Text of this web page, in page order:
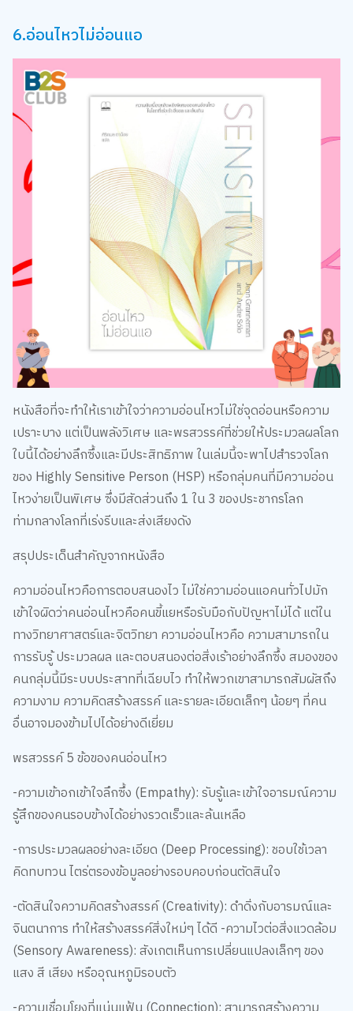
6.อ่อนไหวไม่อ่อนแอ
หนังสือที่จะทำให้เราเข้าใจว่าความอ่อนไหวไม่ใช่จุดอ่อนหรือความ
เปราะบาง แต่เป็นพลังวิเศษ และพรสวรรค์ที่ช่วยให้ประมวลผลโลก
ใบนี้ได้อย่างลึกซึ้งและมีประสิทธิภาพ ในเล่มนี้จะพาไปสำรวจโลก
ของ Highly Sensitive Person (HSP) หรือกลุ่มคนที่มีความอ่อน
ไหวง่ายเป็นพิเศษ ซึ่งมีสัดส่วนถึง 1 ใน 3 ของประชากรโลก
ท่ามกลางโลกที่เร่งรีบและส่งเสียงดัง
สรุปประเด็นสำคัญจากหนังสือ
ความอ่อนไหวคือการตอบสนองไว ไม่ใช่ความอ่อนแอคนทั่วไปมัก
เข้าใจผิดว่าคนอ่อนไหวคือคนขี้แยหรือรับมือกับปัญหาไม่ได้ แต่ใน
ทางวิทยาศาสตร์และจิตวิทยา ความอ่อนไหวคือ ความสามารถใน
การรับรู้ ประมวลผล และตอบสนองต่อสิ่งเร้าอย่างลึกซึ้ง สมองของ
คนกลุ่มนี้มีระบบประสาทที่เฉียบไว ทำให้พวกเขาสามารถสัมผัสถึง
ความงาม ความคิดสร้างสรรค์ และรายละเอียดเล็กๆ น้อยๆ ที่คน
อื่นอาจมองข้ามไปได้อย่างดีเยี่ยม
พรสวรรค์ 5 ข้อของคนอ่อนไหว
-ความเข้าอกเข้าใจลึกซึ้ง (Empathy): รับรู้และเข้าใจอารมณ์ความ
รู้สึกของคนรอบข้างได้อย่างรวดเร็วและล้นเหลือ
-การประมวลผลอย่างละเอียด (Deep Processing): ชอบใช้เวลา
คิดทบทวน ไตร่ตรองข้อมูลอย่างรอบคอบก่อนตัดสินใจ
-ตัดสินใจความคิดสร้างสรรค์ (Creativity): ดำดิ่งกับอารมณ์และ
จินตนาการ ทำให้สร้างสรรค์สิ่งใหม่ๆ ได้ดี -ความไวต่อสิ่งแวดล้อม
(Sensory Awareness): สังเกตเห็นการเปลี่ยนแปลงเล็กๆ ของ
แสง สี เสียง หรืออุณหภูมิรอบตัว